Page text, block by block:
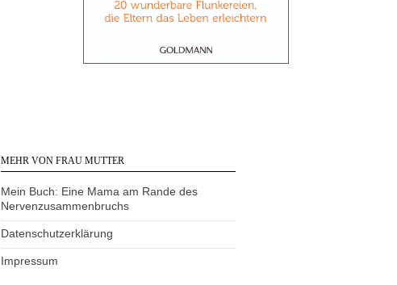
MEHR VON FRAU MUTTER
Mein Buch: Eine Mama am Rande des
Nervenzusammenbruchs
Datenschutzerklärung
Impressum